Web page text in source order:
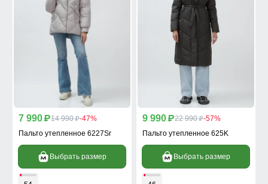
7 990 p14 990 p-47%
Пальто утепленное 6227Sr
Выбрать размер
9 990 p22 990 p-57%
Пальто утепленное 625K
Выбрать размер